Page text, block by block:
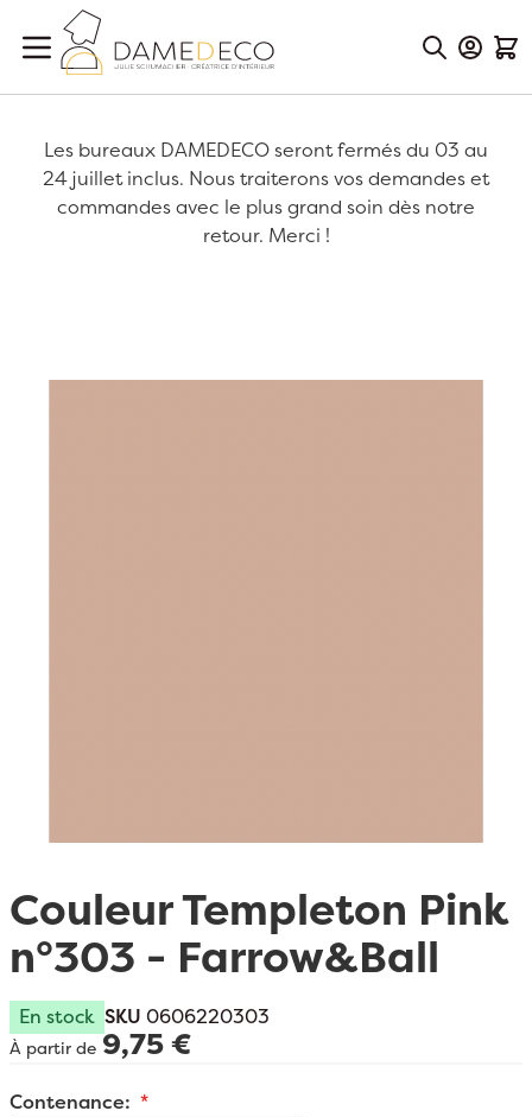
Aller au contenu
Les bureaux DAMEDECO seront fermés du 03 au
24 juillet inclus. Nous traiterons vos demandes et
commandes avec le plus grand soin dès notre
retour. Merci !
Couleur Templeton Pink
n°303 - Farrow&Ball
En stock SKU 0606220303
À partir de 9,75 €
Contenance: